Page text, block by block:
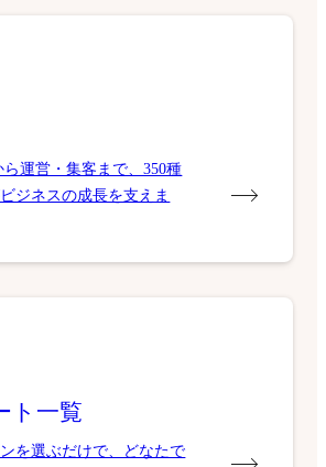
運営・集客まで、350種
ジネスの成長を支えま
ト一覧
を選ぶだけで、どなたで